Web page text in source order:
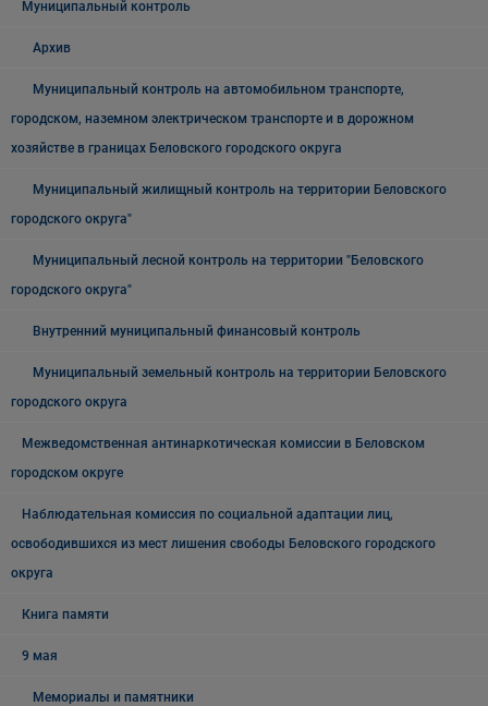
Муниципальный контроль
Архив
Муниципальный контроль на автомобильном транспорте,
городском, наземном электрическом транспорте и в дорожном
хозяйстве в границах Беловского городского округа
Муниципальный жилищный контроль на территории Беловского
городского округа"
Муниципальный лесной контроль на территории "Беловского
городского округа"
Внутренний муниципальный финансовый контроль
Муниципальный земельный контроль на территории Беловского
городского округа
Межведомственная антинаркотическая комиссии в Беловском
городском округе
Наблюдательная комиссия по социальной адаптации лиц,
освободившихся из мест лишения свободы Беловского городского
округа
Книга памяти
9 мая
Мемориалы и памятники